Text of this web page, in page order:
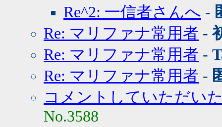
Re^2: 一信者さんへ -
Re: マリファナ常用者 -
Re: マリファナ常用者 -
Re: マリファナ常用者 -
コメントしていただい
No.3588